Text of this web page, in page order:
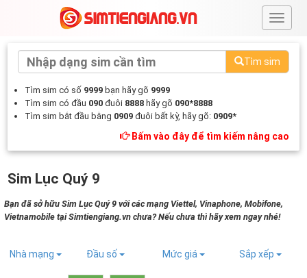
#
Tìm sim
Tìm sim có số 9999 bạn hãy gõ 9999
Tìm sim có đầu 090 đuôi 8888 hãy gõ 090*8888
Tìm sim bắt đầu bằng 0909 đuôi bất kỳ, hãy gõ: 0909*
Bấm vào đây để tìm kiếm nâng cao
Sim Lục Quý 9
Bạn đã sở hữu Sim Lục Quý 9 với các mạng Viettel, Vinaphone, Mobifone,
Vietnamobile tại Simtiengiang.vn chưa? Nếu chưa thì hãy xem ngay nhé!
Nhà mạng Đầu số Mức giá Sắp xếp